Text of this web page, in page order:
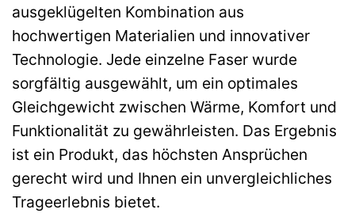
ausgeklügelten Kombination aus
hochwertigen Materialien und innovativer
Technologie. Jede einzelne Faser wurde
sorgfältig ausgewählt, um ein optimales
Gleichgewicht zwischen Wärme, Komfort und
Funktionalität zu gewährleisten. Das Ergebnis
ist ein Produkt, das höchsten Ansprüchen
gerecht wird und Ihnen ein unvergleichliches
Trageerlebnis bietet.